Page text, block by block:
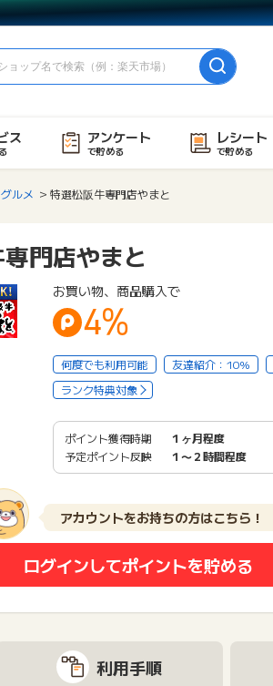
ス アンケート
で貯める
レシート
で貯める
グルメ 特選松阪牛専門店やまと
門店やまと
お買い物、商品購入で
4%
何度でも利用可能 友達紹介：10%
ランク特典対象
ポイント獲得時期
１ヶ月程度
予定ポイント反映
１〜２時間程度
アカウントをお持ちの方はこちら！
ログインしてポイントを貯める
利用手順